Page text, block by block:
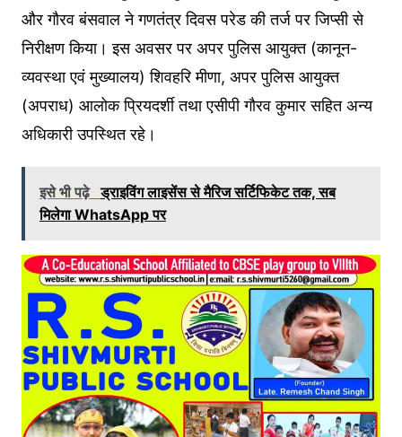
और गौरव बंसवाल ने गणतंत्र दिवस परेड की तर्ज पर जिप्सी से
निरीक्षण किया। इस अवसर पर अपर पुलिस आयुक्त (कानून-
व्यवस्था एवं मुख्यालय) शिवहरि मीणा, अपर पुलिस आयुक्त
(अपराध) आलोक प्रियदर्शी तथा एसीपी गौरव कुमार सहित अन्य
अधिकारी उपस्थित रहे।
इसे भी पढ़े ड्राइविंग लाइसेंस से मैरिज सर्टिफिकेट तक, सब
मिलेगा WhatsApp पर